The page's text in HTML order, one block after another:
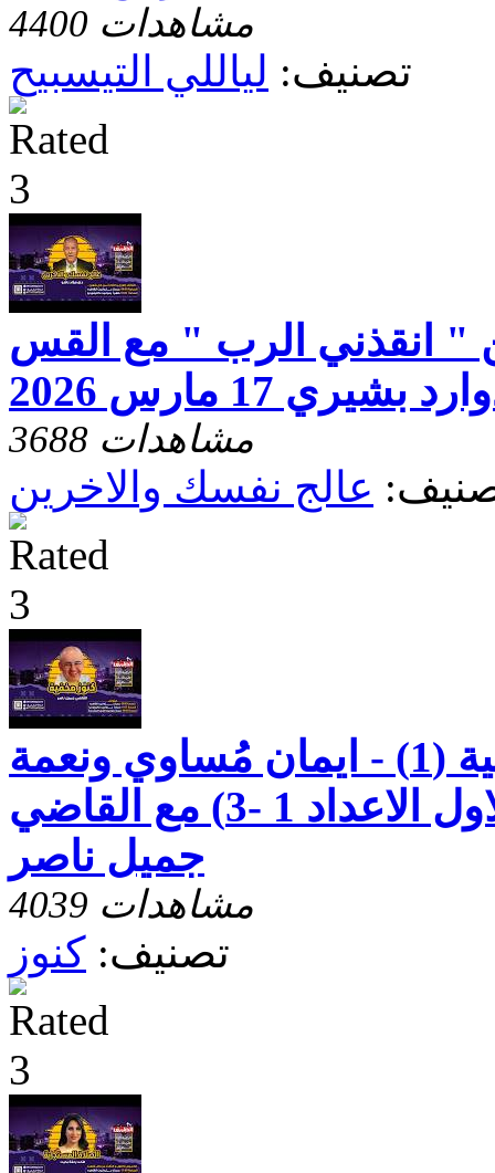
4400 مشاهدات
تصنيف: لياللي التيسبيح
" انقذني الرب " مع القس
17 مارس 2026
3688 مشاهدات
عالج نفسك والاخرين
رسالة بطرس الثانية (1) - ايمان مُساوي ونعمة
الهيّة - الاصحاح الاول الاعداد 1 -3) مع القاضي
جميل ناصر
4039 مشاهدات
تصنيف: كنوز